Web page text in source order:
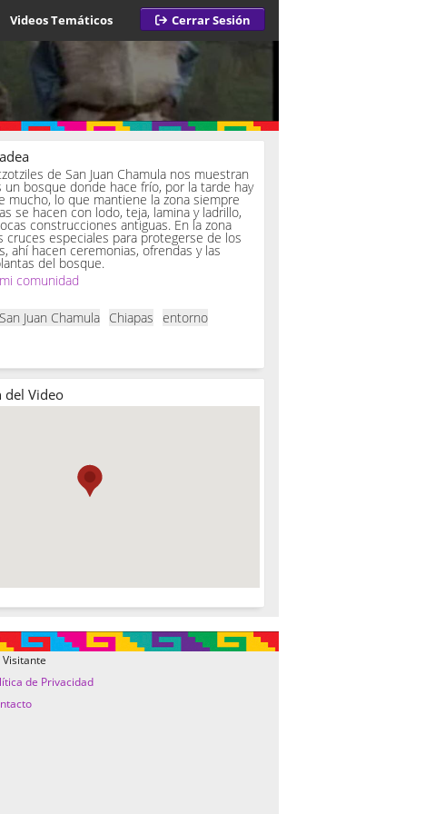
Videos Temáticos Cerrar Sesión
de San Juan Chamula nos muestran
bosque donde hace frío, por la tarde hay
mucho, lo que mantiene la zona siempre
se hacen con lodo, teja, lamina y ladrillo,
construcciones antiguas. En la zona
cruces especiales para protegerse de los
ahí hacen ceremonias, ofrendas y las
del bosque.
comunidad
San Juan Chamula Chiapas entorno
del Video
Visitante
de Privacidad